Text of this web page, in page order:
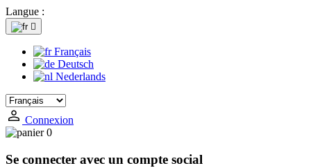
Langue :

Français
Deutsch
Nederlands
Connexion
0
Se connecter avec un compte social